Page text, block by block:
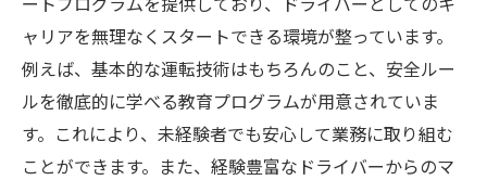
サポート体制が充実した企業の選び方
実績から見る未経験者支援の成果
サポート体制が未経験者に与える安心感
成功者の声：サポートを活用したキャリア
アップ
ャリアを無理なくスタートできる環境が整っています。
例えば、基本的な運転技術はもちろんのこと、安全ルー
ルを徹底的に学べる教育プログラムが用意されていま
す。これにより、未経験者でも安心して業務に取り組む
ことができます。また、経験豊富なドライバーからのマ